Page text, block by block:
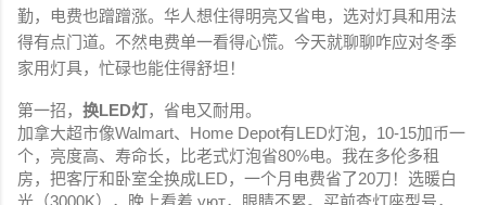
勤，电费也蹭蹭涨。华人想住得明亮又省电，选对灯具和用法
得有点门道。不然电费单一看得心慌。今天就聊聊咋应对冬季
家用灯具，忙碌也能住得舒坦！
第一招， 换LED灯，省电又耐用。
加拿大超市像Walmart、Home Depot有LED灯泡，10-15加币一
个，亮度高、寿命长，比老式灯泡省80%电。我在多伦多租
房，把客厅和卧室全换成LED，一个月电费省了20刀！选暖白
光（3000K），晚上看着 уют，眼睛不累。买前查灯座型号，